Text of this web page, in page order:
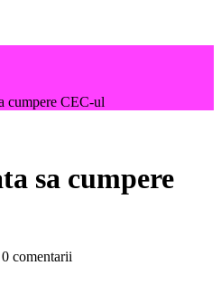
cumpere CEC-ul
sa cumpere
0 comentarii